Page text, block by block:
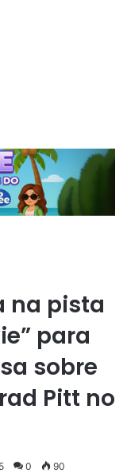
na pista
para
sobre
Pitt no
0 90